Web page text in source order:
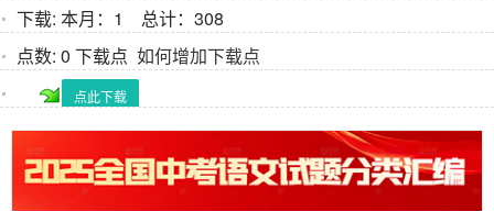
下载: 本月：1 总计：308
点数: 0 下载点 如何增加下载点
点此下载